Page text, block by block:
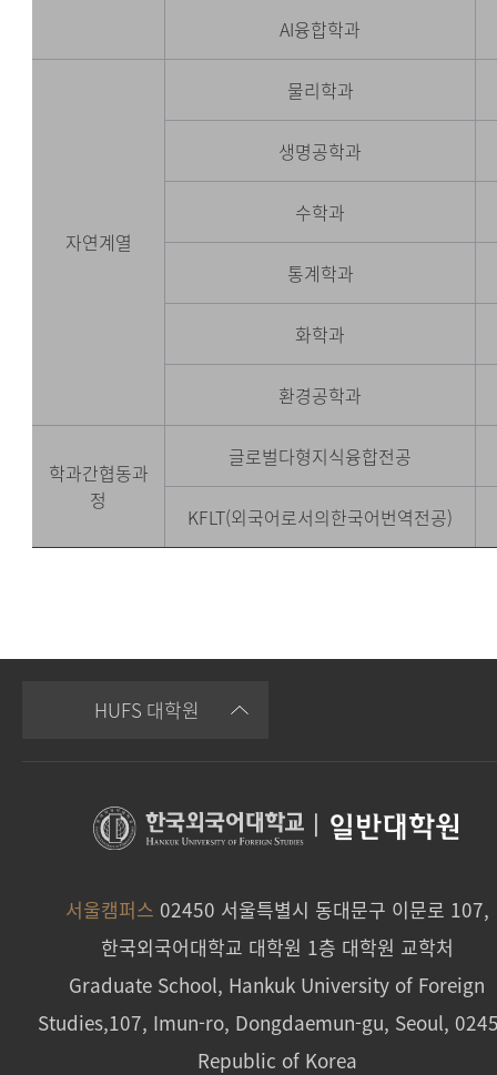
AI융합학과
자연계열
물리학과
생명공학과
수학과
통계학과
화학과
환경공학과
학과간협동과
정
글로벌다형지식융합전공
KFLT(외국어로서의한국어번역전공)
HUFS 대학원
일반대학원
서울캠퍼스 02450 서울특별시 동대문구 이문로 107,
한국외국어대학교 대학원 1층 대학원 교학처
Graduate School, Hankuk University of Foreign
Studies,107, Imun-ro, Dongdaemun-gu, Seoul,
Republic of Korea